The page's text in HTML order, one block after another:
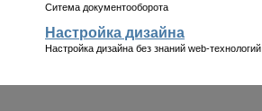
Ситема документооборота
Настройка дизайна
Настройка дизайна без знаний web-технологий